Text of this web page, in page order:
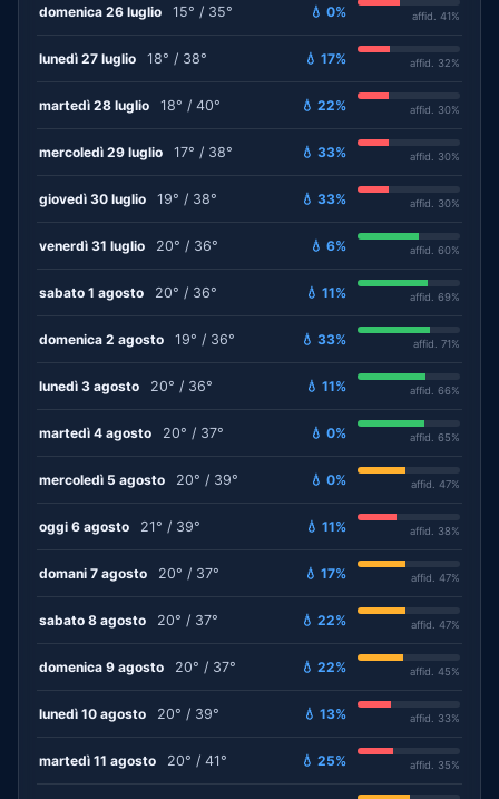
domenica 26 luglio 15° / 35° 💧 0% affid. 41%
lunedì 27 luglio 18° / 38° 💧 17% affid. 32%
martedì 28 luglio 18° / 40° 💧 22% affid. 30%
mercoledì 29 luglio 17° / 38° 💧 33% affid. 30%
giovedì 30 luglio 19° / 38° 💧 33% affid. 30%
venerdì 31 luglio 20° / 36° 💧 6% affid. 60%
sabato 1 agosto 20° / 36° 💧 11% affid. 69%
domenica 2 agosto 19° / 36° 💧 33% affid. 71%
lunedì 3 agosto 20° / 36° 💧 11% affid. 66%
martedì 4 agosto 20° / 37° 💧 0% affid. 65%
mercoledì 5 agosto 20° / 39° 💧 0% affid. 47%
oggi 6 agosto 21° / 39° 💧 11% affid. 38%
domani 7 agosto 20° / 37° 💧 17% affid. 47%
sabato 8 agosto 20° / 37° 💧 22% affid. 47%
domenica 9 agosto 20° / 37° 💧 22% affid. 45%
lunedì 10 agosto 20° / 39° 💧 13% affid. 33%
martedì 11 agosto 20° / 41° 💧 25% affid. 35%